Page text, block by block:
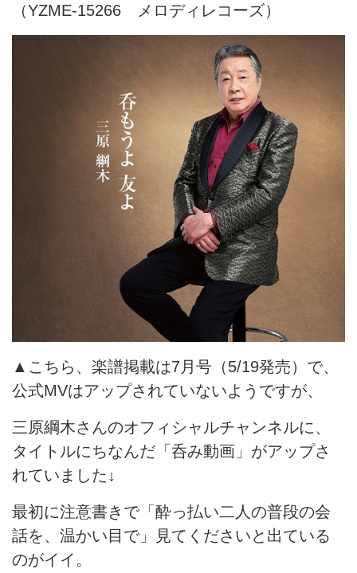
（YZME-15266 メロディレコーズ）
▲こちら、楽譜掲載は7月号（5/19発売）で、
公式MVはアップされていないようですが、
三原綱木さんのオフィシャルチャンネルに、
タイトルにちなんだ「呑み動画」がアップさ
れていました↓
最初に注意書きで「酔っ払い二人の普段の会
話を、温かい目で」見てくださいと出ている
のがイイ。